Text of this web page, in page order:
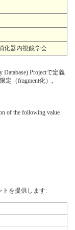
化器内視鏡学会
Projectで定義
（fragment化）,
of the following value
トを提供します: